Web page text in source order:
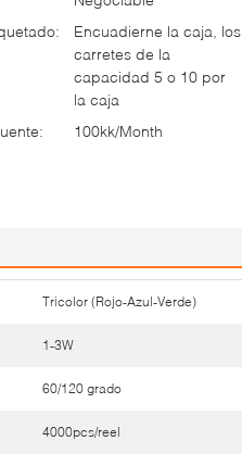
Encuadierne la caja, los
carretes de la
capacidad 5 o 10 por
la caja
100kk/Month
Tricolor (Rojo-Azul-Verde)
1-3W
60/120 grado
4000pcs/reel